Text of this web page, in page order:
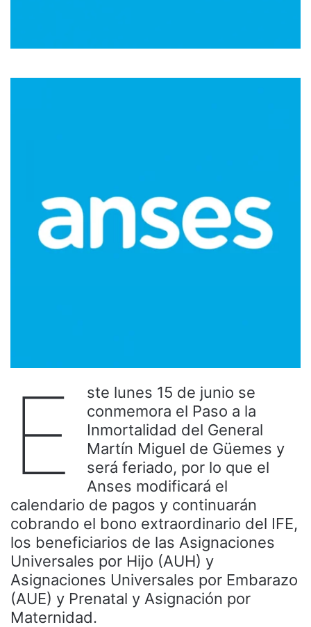
E
ste lunes 15 de junio se
conmemora el Paso a la
Inmortalidad del General
Martín Miguel de Güemes y
será feriado, por lo que el
Anses modificará el
calendario de pagos y continuarán
cobrando el bono extraordinario del IFE,
los beneficiarios de las Asignaciones
Universales por Hijo (AUH) y
Asignaciones Universales por Embarazo
(AUE) y Prenatal y Asignación por
Maternidad.